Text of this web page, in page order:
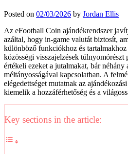
Posted on 02/03/2026 by Jordan Ellis
Az eFootball Coin ajándékrendszer
azáltal, hogy in-game valutát biztosít,
különböző funkciókhoz és
közösségi visszajelzések
értékeli ezeket a jutalmakat, bár néhány
méltányosságával kapcsolatban. A
elégedettséget mutatnak az
kiemelik a hozzáférhetőség és a
Key sections in the article: